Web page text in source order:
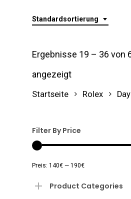
Standardsortierung
Ergebnisse 19 – 36 von
angezeigt
Startseite Rolex
Filter By Price
Preis: 140€ — 190€
Product Categories